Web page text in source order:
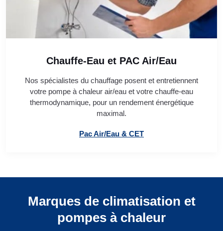
Chauffe-Eau et PAC Air/Eau
Nos spécialistes du chauffage posent et entretiennent
votre pompe à chaleur air/eau et votre chauffe-eau
thermodynamique, pour un rendement énergétique
maximal.
Pac Air/Eau & CET
Marques de climatisation et
pompes à chaleur